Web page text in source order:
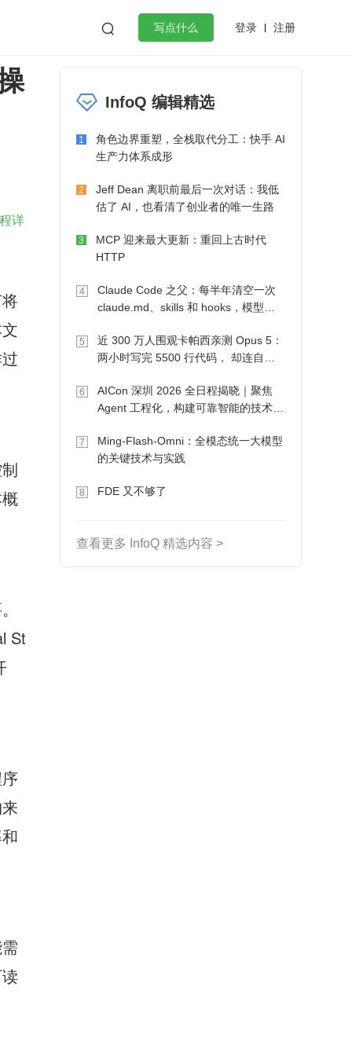
 写点什么 登录 注册
作
微服务架构 flutter
详
St
InfoQ 编辑精选
1
角色边界重塑，全栈取代分工：快手 AI
生产力体系成形
2
Jeff Dean 离职前最后一次对话：我低
估了 AI，也看清了创业者的唯一生路
3
MCP 迎来最大更新：重回上古时代
HTTP
4
Claude Code 之父：每半年清空一次
claude.md、skills 和 hooks，模型自
5
近 300 万人围观卡帕西亲测 Opus 5：
两小时写完 5500 行代码， 却连自己
6
AICon 深圳 2026 全日程揭晓｜聚焦
Agent 工程化，构建可靠智能的技术路
7
Ming-Flash-Omni：全模态统一大模型
的关键技术与实践
8 FDE 又不够了
查看更多 InfoQ 精选内容 >